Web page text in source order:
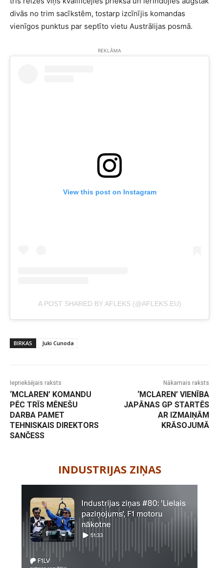
divās no trim sacīkstēm, tostarp izcīnījis komandas
vienīgos punktus par septīto vietu Austrālijas posmā.
REKLĀMA
View this post on Instagram
A POST SHARED BY AFLEKS (@AFLEKS.EU)
BIRKAS Juki Cunoda
Iepriekšējais raksts
‘MCLAREN’ KOMANDU
PĒC TRĪS MĒNEŠU
DARBA PAMET
TEHNISKAIS DIREKTORS
SANČESS
Nākamais raksts
‘MCLAREN’ VIENĪBA
JAPĀNAS GP STARTĒS
AR IZMAIŅĀM
KRĀSOJUMĀ
INDUSTRIJAS ZIŅAS